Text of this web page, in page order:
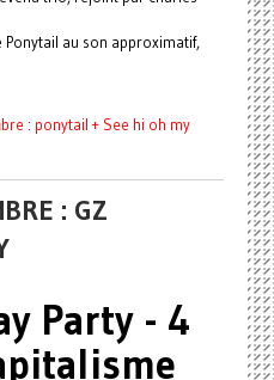
au son approximatif,
: ponytail + See hi oh my
: GZ
Party - 4